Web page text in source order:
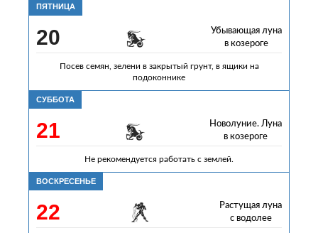
ПЯТНИЦА
20
Убывающая луна
в козероге
Посев семян, зелени в закрытый грунт, в ящики на
подоконнике
СУББОТА
21
Новолуние. Луна
в козероге
Не рекомендуется работать с землей.
ВОСКРЕСЕНЬЕ
22
Растущая луна
с водолее